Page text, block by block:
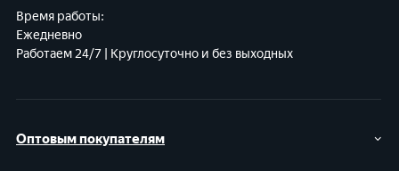
Оптовым покупателям
Время работы:
Ежедневно
Работаем 24/7 | Круглосуточно и без выходных